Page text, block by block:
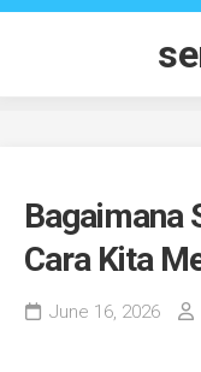
Skip
Bagaimana
Cara Kita
June 16, 2026